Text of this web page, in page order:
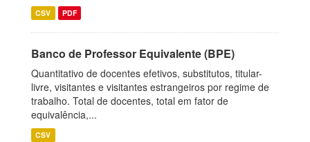
CSV PDF
Banco de Professor Equivalente (BPE)
Quantitativo de docentes efetivos, substitutos, titular-
livre, visitantes e visitantes estrangeiros por regime de
trabalho. Total de docentes, total em fator de
equivalência,...
CSV